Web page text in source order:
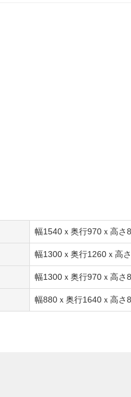
幅1540ｘ奥行970ｘ高さ
幅1300ｘ奥行1260ｘ高
幅1300ｘ奥行970ｘ高さ
幅880ｘ奥行1640ｘ高さ